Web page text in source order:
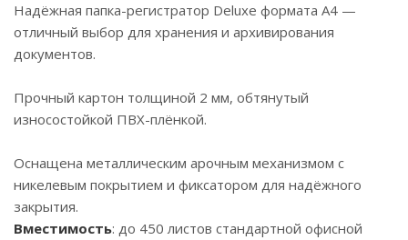
Надёжная папка-регистратор Deluxe формата A4 —
отличный выбор для хранения и архивирования
документов.
Прочный картон толщиной 2 мм, обтянутый
износостойкой ПВХ-плёнкой.
Оснащена металлическим арочным механизмом с
никелевым покрытием и фиксатором для надёжного
закрытия.
Вместимость: до 450 листов стандартной офисной